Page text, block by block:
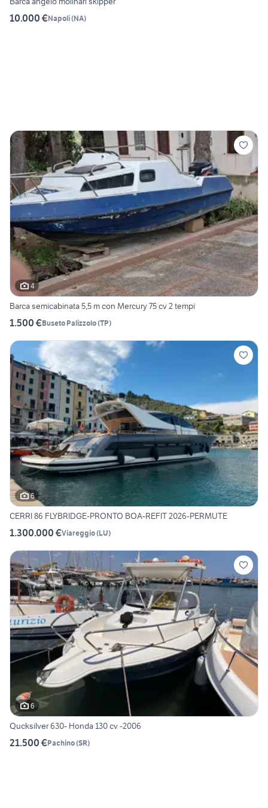
10.000 €Napoli(NA)
4
Barca semicabinata 5,5 m con Mercury 75 cv 2 tempi
1.500 €Buseto Palizzolo(TP)
6
CERRI 86 FLYBRIDGE-PRONTO BOA-REFIT 2026-PERMUTE
1.300.000 €Viareggio(LU)
6
Qucksilver 630- Honda 130 cv -2006
21.500 €Pachino(SR)